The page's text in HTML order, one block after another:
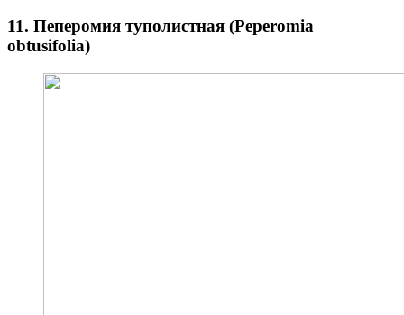
11. Пеперомия туполистная (Peperomia
obtusifolia)